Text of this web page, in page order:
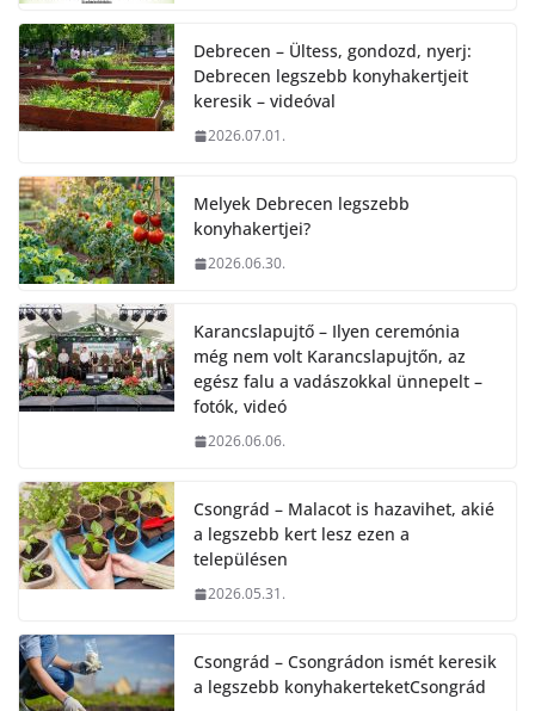
Debrecen – Ültess, gondozd, nyerj:
Debrecen legszebb konyhakertjeit
keresik – videóval
2026.07.01.
Melyek Debrecen legszebb
konyhakertjei?
2026.06.30.
Karancslapujtő – Ilyen ceremónia
még nem volt Karancslapujtőn, az
egész falu a vadászokkal ünnepelt –
fotók, videó
2026.06.06.
Csongrád – Malacot is hazavihet, akié
a legszebb kert lesz ezen a
településen
2026.05.31.
Csongrád – Csongrádon ismét keresik
a legszebb konyhakerteketCsongrád